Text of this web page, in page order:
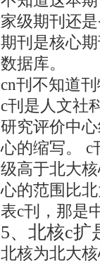
家级期刊还
期刊是核心
数据库。
cn刊不知道
c刊是人文社
研究评价中
心的缩写。 c
级高于北大
心的范围比
表c刊，那是
5、 北核c扩
北核为北大